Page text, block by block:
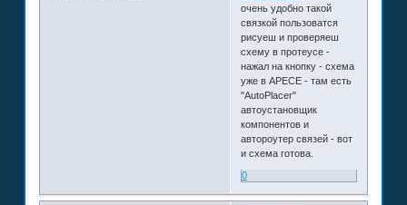
очень удобно такой
связкой пользоватся
рисуеш и проверяеш
схему в протеусе -
нажал на кнопку - схема
уже в АРЕСЕ - там есть
"AutoPlacer"
автоустановщик
компонентов и
автороутер связей - вот
и схема готова.
0